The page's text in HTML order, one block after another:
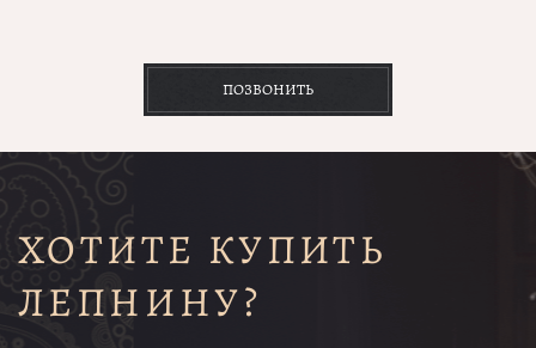
ПОЗВОНИТЬ
ХОТИТЕ КУПИТЬ
ЛЕПНИНУ?